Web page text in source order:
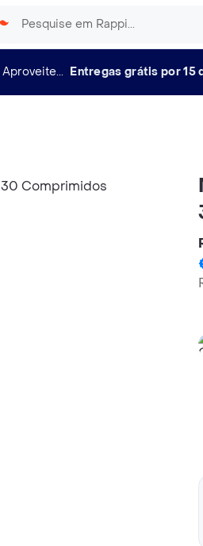
Aproveite... Entregas grátis por 15